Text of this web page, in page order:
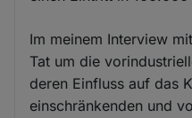
Im meinem Interview
Tat um die
deren Einfluss auf das
einschränkenden und